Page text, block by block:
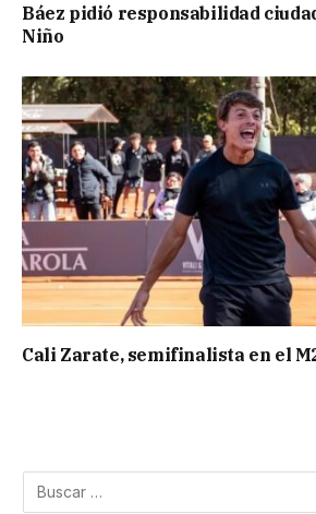
Báez pidió responsabilidad
Niño
Cali Zarate, semifinalista en el